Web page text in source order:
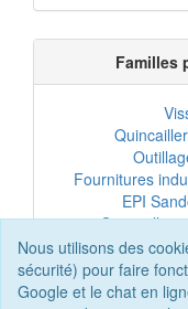
Nous utilisons des
sécurité) pour faire
Google et le chat en
Familles
Fournitures
EPI
EPI
Acier